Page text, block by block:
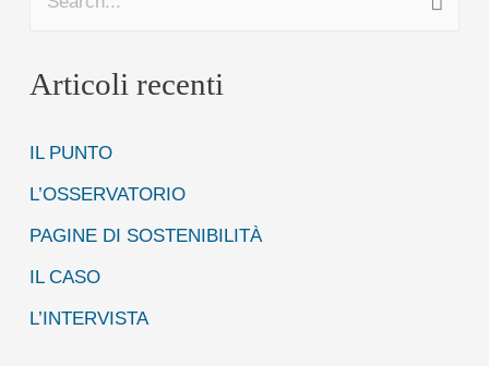
Watcher,
al
ministero
della
r
a
:
Articoli recenti
IL PUNTO
L’OSSERVATORIO
PAGINE DI SOSTENIBILITÀ
IL CASO
L’INTERVISTA